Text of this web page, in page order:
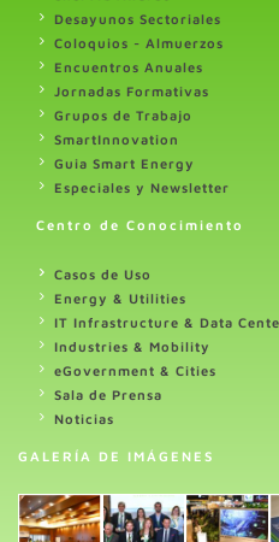
Desayunos Sectoriales
Coloquios - Almuerzos
Encuentros Anuales
Jornadas Formativas
Grupos de Trabajo
SmartInnovation
Guia Smart Energy
Especiales y Newsletter
Centro de Conocimiento
Casos de Uso
Energy & Utilities
IT Infrastructure & Data
Industries & Mobility
eGovernment & Cities
Sala de Prensa
Noticias
GALERÍA DE IMÁGENES